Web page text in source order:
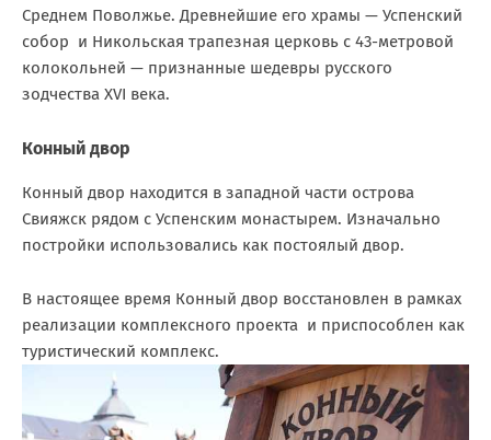
Среднем Поволжье. Древнейшие его храмы — Успенский
собор и Никольская трапезная церковь с 43-метровой
колокольней — признанные шедевры русского
зодчества XVI века.
Конный двор
Конный двор находится в западной части острова
Свияжск рядом с Успенским монастырем. Изначально
постройки использовались как постоялый двор.
В настоящее время Конный двор восстановлен в рамках
реализации комплексного проекта и приспособлен как
туристический комплекс.